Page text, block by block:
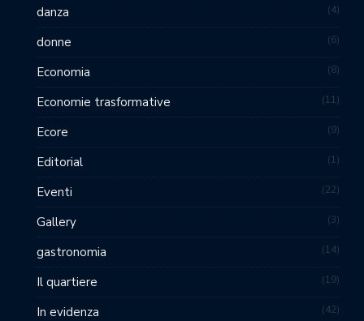
danza 4
donne 6
Economia 8
Economie trasformative 11
Ecore 9
Editorial 1
Eventi 22
Gallery 3
gastronomia 14
Il quartiere 19
In evidenza 42